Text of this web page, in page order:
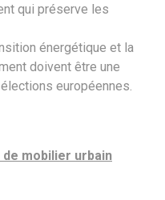
qui préserve les
énergétique et la
doivent être une
européennes.
mobilier urbain